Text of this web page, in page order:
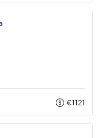
€1121